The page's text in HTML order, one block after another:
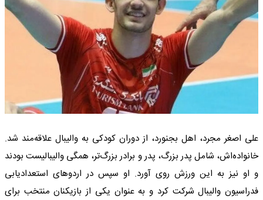
علی اصغر مجرد، اهل بجنورد، از دوران کودکی به والیبال علاقه‌مند شد.
خانواده‌اش، شامل پدر بزرگ، پدر و برادر بزرگ‌تر، همگی والیبالیست بودند
و او نیز به این ورزش روی آورد. او سپس در اردوهای استعدادیابی
فدراسیون والیبال شرکت کرد و به عنوان یکی از بازیکنان منتخب برای